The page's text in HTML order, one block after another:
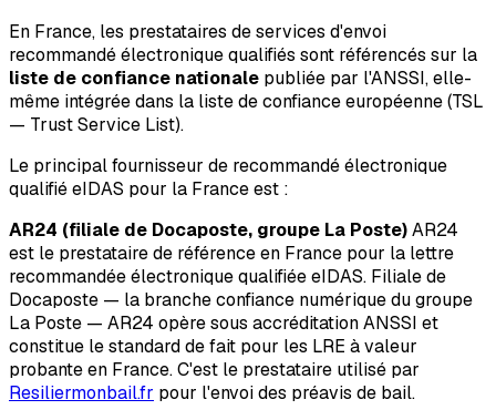
En France, les prestataires de services d'envoi
recommandé électronique qualifiés sont référencés sur la
liste de confiance nationale publiée par l'ANSSI, elle-
même intégrée dans la liste de confiance européenne (TSL
— Trust Service List).
Le principal fournisseur de recommandé électronique
qualifié eIDAS pour la France est :
AR24 (filiale de Docaposte, groupe La Poste)AR24
est le prestataire de référence en France pour la lettre
recommandée électronique qualifiée eIDAS. Filiale de
Docaposte — la branche confiance numérique du groupe
La Poste — AR24 opère sous accréditation ANSSI et
constitue le standard de fait pour les LRE à valeur
probante en France. C'est le prestataire utilisé par
Resiliermonbail.fr pour l'envoi des préavis de bail.